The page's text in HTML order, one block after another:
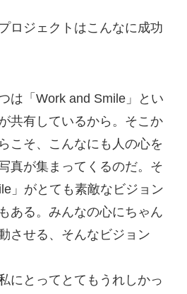
ロジェクトはこんなに成功
は「Work and Smile」とい
共有しているから。そこか
こそ、こんなにも人の心を
真が集まってくるのだ。そ
」がとても素敵なビジョン
ある。みんなの心にちゃん
させる、そんなビジョン
にとってとてもうれしかっ